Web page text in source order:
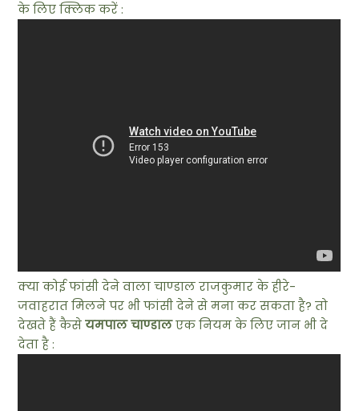
के लिए क्लिक करें :
क्या कोई फांसी देने वाला चाण्डाल राजकुमार के हीरे-
जवाहरात मिलने पर भी फांसी देने से मना कर सकता है? तो
देखते हैं कैसेयमपाल चाण्डालएक नियम के लिए जान भी दे
देता है :